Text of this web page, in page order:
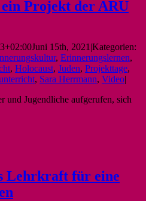
Projekt der ARU
Juni 15th, 2021|Kategorien:
, Erinnerungslernen,
, Holocaust, Juden, Projekttage,
, Sara Herrmann, Video|
und Jugendliche aufgerufen, sich
Lehrkraft für eine